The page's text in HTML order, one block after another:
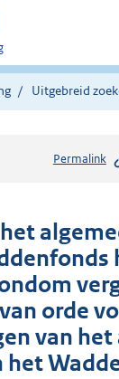
Uitgebreid
Permalink
orde
van het
het